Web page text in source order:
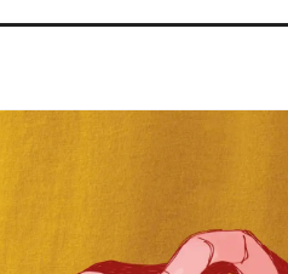
obom vyrastajú biele anjelské
dodávajú celku takmer